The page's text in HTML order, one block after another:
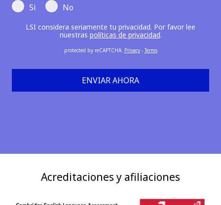
Si No
LSI considera seriamente tu privacidad. Por favor lee
nuestras políticas de privacidad.
protected by reCAPTCHA: Privacy- Terms
ENVIAR AHORA
Acreditaciones y afiliaciones